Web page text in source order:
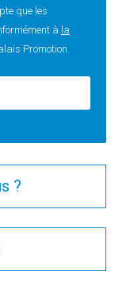
que les
à la
Promotion.
?